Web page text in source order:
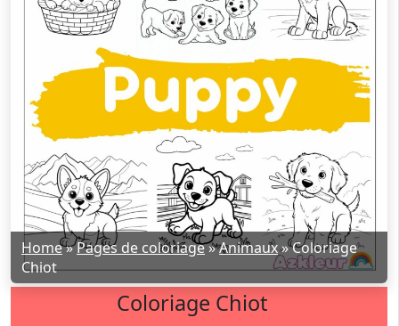
Home»Pages de coloriage»Animaux»Coloriage
Chiot
Coloriage Chiot